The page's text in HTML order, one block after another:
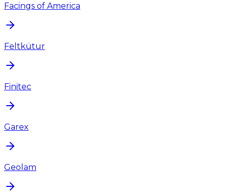
Facings of America
Feltkütur
Finitec
Garex
Geolam